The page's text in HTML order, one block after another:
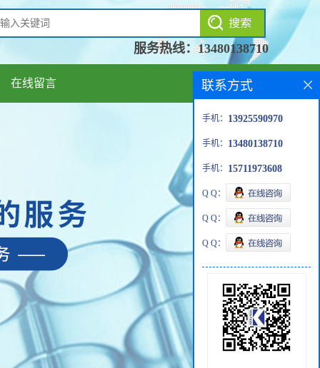
服务热线：13480138710
在线留言 联系方式
手机： 13925590970
手机： 13480138710
手机： 15711973608
Q Q：
Q Q：
Q Q：